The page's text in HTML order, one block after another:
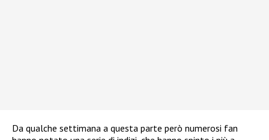
Da qualche settimana a questa parte però numerosi fan